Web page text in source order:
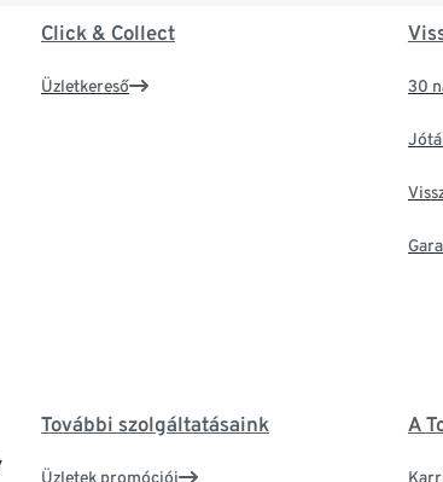
Click & Collect
Üzletkereső 30
További szolgáltatásaink
Üzletek promóciói
A